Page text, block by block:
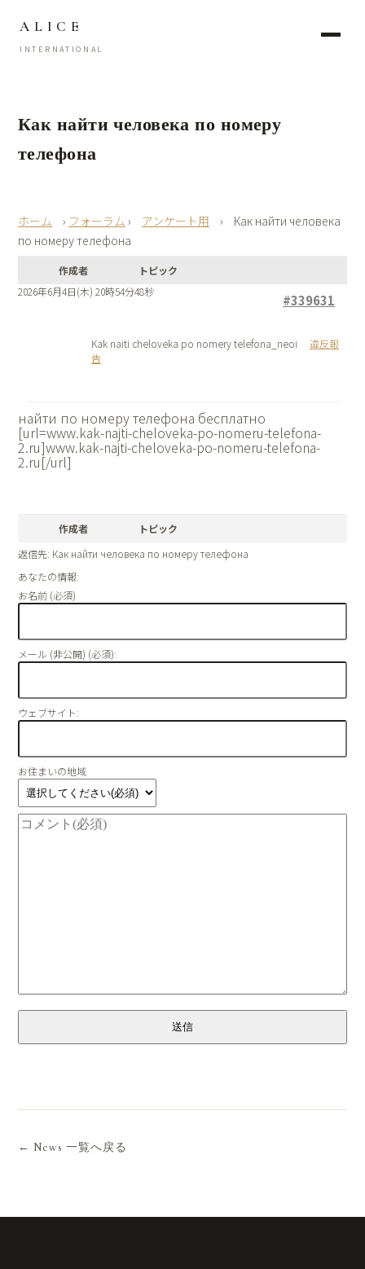
ALICE
INTERNATIONAL
Как найти человека по номеру
телефона
› フォーラム › アンケート用 ›
Как найти человека
по номеру телефона
作成者
トピック
2026年6月4日(木) 20時54分48秒
#339631
Kak naiti cheloveka po nomery telefona_neoi
違反報
告
найти по номеру телефона бесплатно
[url=www.kak-najti-cheloveka-po-nomeru-telefona-
2.ru]www.kak-najti-cheloveka-po-nomeru-telefona-
2.ru[/url]
作成者
トピック
返信先: Как найти человека по номеру телефона
あなたの情報:
お名前 (必須)
メール (非公開) (必須):
ウェブサイト:
お住まいの地域
送信
← News 一覧へ戻る